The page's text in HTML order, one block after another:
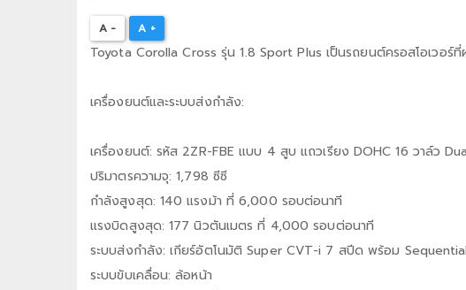
A - A +
Toyota Corolla Cross รุ่น 1.8 Sport Plus เป็นรถยนต์ครอสโอเวอร์
เครื่องยนต์และระบบส่งกำลัง:
เครื่องยนต์: รหัส 2ZR-FBE แบบ 4 สูบ แถวเรียง DOHC 16 วาล์ว
ปริมาตรความจุ: 1,798 ซีซี
กำลังสูงสุด: 140 แรงม้า ที่ 6,000 รอบต่อนาที
แรงบิดสูงสุด: 177 นิวตันเมตร ที่ 4,000 รอบต่อนาที
ระบบส่งกำลัง: เกียร์อัตโนมัติ Super CVT-i 7 สปีด พร้อม
ระบบขับเคลื่อน: ล้อหน้า